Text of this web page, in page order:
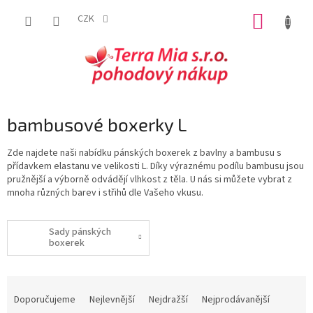
CZK
bambusové boxerky L
Zde najdete naši nabídku pánských boxerek z bavlny a bambusu s
přídavkem elastanu ve velikosti L. Díky výraznému podílu bambusu jsou
pružnější a výborně odvádějí vlhkost z těla. U nás si můžete vybrat z
mnoha různých barev i střihů dle Vašeho vkusu.
Sady pánských
boxerek
Doporučujeme Nejlevnější Nejdražší
Nejprodávanější